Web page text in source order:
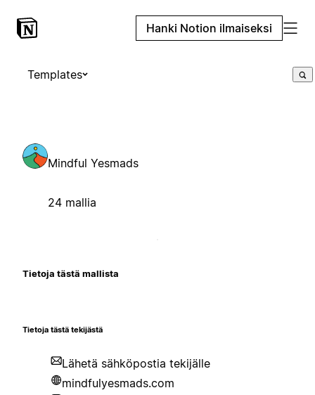
Hanki Notion ilmaiseksi
Templates
Mindful Yesmads
24 mallia
Tietoja tästä mallista
Tietoja tästä tekijästä
Lähetä sähköpostia tekijälle
mindfulyesmads.com